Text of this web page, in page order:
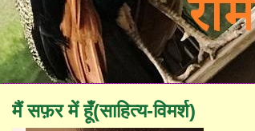
मैं सफ़र में हूँ(साहित्य-विमर्श)